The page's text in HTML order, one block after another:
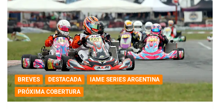
BREVES DESTACADA
IAME SERIES ARGENTINA
PRÓXIMA COBERTURA